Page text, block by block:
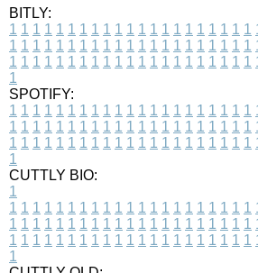
BITLY:
1 1 1 1 1 1 1 1 1 1 1 1 1 1 1 1 1 1 1 1 1
1 1 1 1 1 1 1 1 1 1 1 1 1 1 1 1 1 1 1 1 1
1 1 1 1 1 1 1 1 1 1 1 1 1 1 1 1 1 1 1 1 1
1
SPOTIFY:
1 1 1 1 1 1 1 1 1 1 1 1 1 1 1 1 1 1 1 1 1
1 1 1 1 1 1 1 1 1 1 1 1 1 1 1 1 1 1 1 1 1
1 1 1 1 1 1 1 1 1 1 1 1 1 1 1 1 1 1 1 1 1
1
CUTTLY BIO:
1
1 1 1 1 1 1 1 1 1 1 1 1 1 1 1 1 1 1 1 1 1
1 1 1 1 1 1 1 1 1 1 1 1 1 1 1 1 1 1 1 1 1
1 1 1 1 1 1 1 1 1 1 1 1 1 1 1 1 1 1 1 1 1
1